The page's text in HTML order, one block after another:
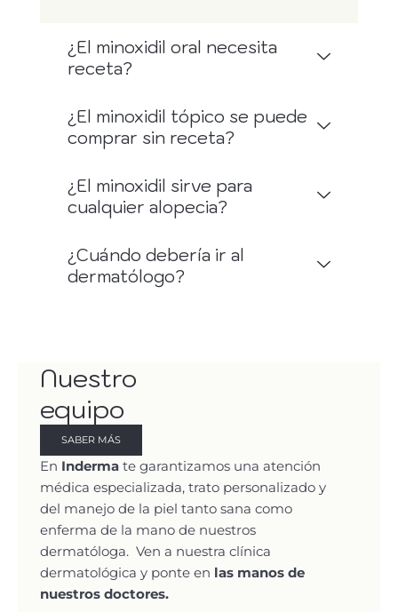
¿El minoxidil oral necesita
receta?
¿El minoxidil tópico se puede
comprar sin receta?
¿El minoxidil sirve para
cualquier alopecia?
¿Cuándo debería ir al
dermatólogo?
Nuestro
equipo
SABER MÁS
En Inderma te garantizamos una atención
médica especializada, trato personalizado y
del manejo de la piel tanto sana como
enferma de la mano de nuestros
dermatóloga. Ven a nuestra clínica
dermatológica y ponte en las manos de
nuestros doctores.